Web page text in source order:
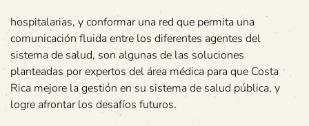
hospitalarias, y conformar una red que permita una
comunicación fluida entre los diferentes agentes del
sistema de salud, son algunas de las soluciones
planteadas por expertos del área médica para que Costa
Rica mejore la gestión en su sistema de salud pública, y
logre afrontar los desafíos futuros.